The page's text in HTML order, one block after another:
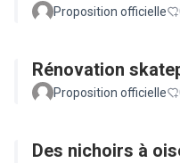
Proposition officielle
Rénovation
Proposition officielle
Des nichoirs à